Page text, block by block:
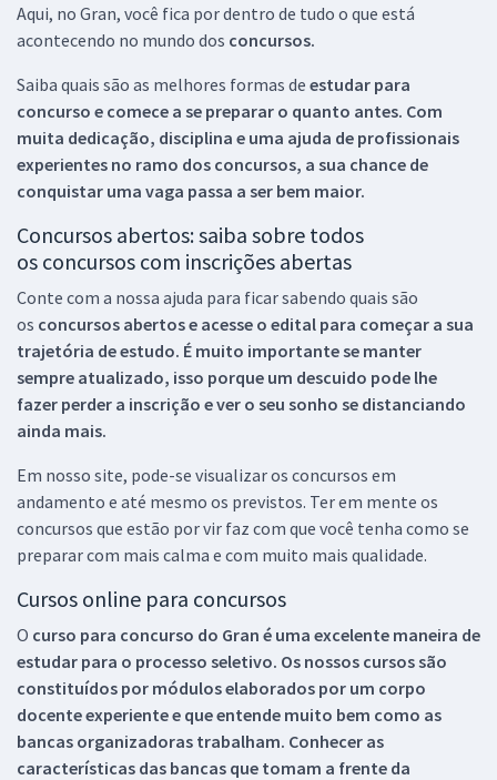
Aqui, no Gran, você fica por dentro de tudo o que está
acontecendo no mundo dos concursos.
Saiba quais são as melhores formas de estudar para
concurso e comece a se preparar o quanto antes. Com
muita dedicação, disciplina e uma ajuda de profissionais
experientes no ramo dos concursos, a sua chance de
conquistar uma vaga passa a ser bem maior.
Concursos abertos: saiba sobre todos
os concursos com inscrições abertas
Conte com a nossa ajuda para ficar sabendo quais são
os concursos abertos e acesse o edital para começar a sua
trajetória de estudo. É muito importante se manter
sempre atualizado, isso porque um descuido pode lhe
fazer perder a inscrição e ver o seu sonho se distanciando
ainda mais.
Em nosso site, pode-se visualizar os concursos em
andamento e até mesmo os previstos. Ter em mente os
concursos que estão por vir faz com que você tenha como se
preparar com mais calma e com muito mais qualidade.
Cursos online para concursos
O curso para concurso do Gran é uma excelente maneira de
estudar para o processo seletivo. Os nossos cursos são
constituídos por módulos elaborados por um corpo
docente experiente e que entende muito bem como as
bancas organizadoras trabalham. Conhecer as
características das bancas que tomam a frente da